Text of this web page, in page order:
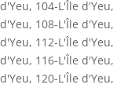
d'Yeu, 104-L'Île d'Yeu,
d'Yeu, 108-L'Île d'Yeu,
d'Yeu, 112-L'Île d'Yeu,
d'Yeu, 116-L'Île d'Yeu,
d'Yeu, 120-L'Île d'Yeu,